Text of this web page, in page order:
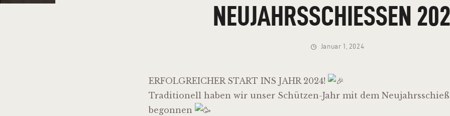
NEUJAHRSSCHIESSEN 2024
Januar 1, 2024
ERFOLGREICHER START INS JAHR 2024!
Traditionell haben wir unser Schützen-Jahr mit dem
begonnen